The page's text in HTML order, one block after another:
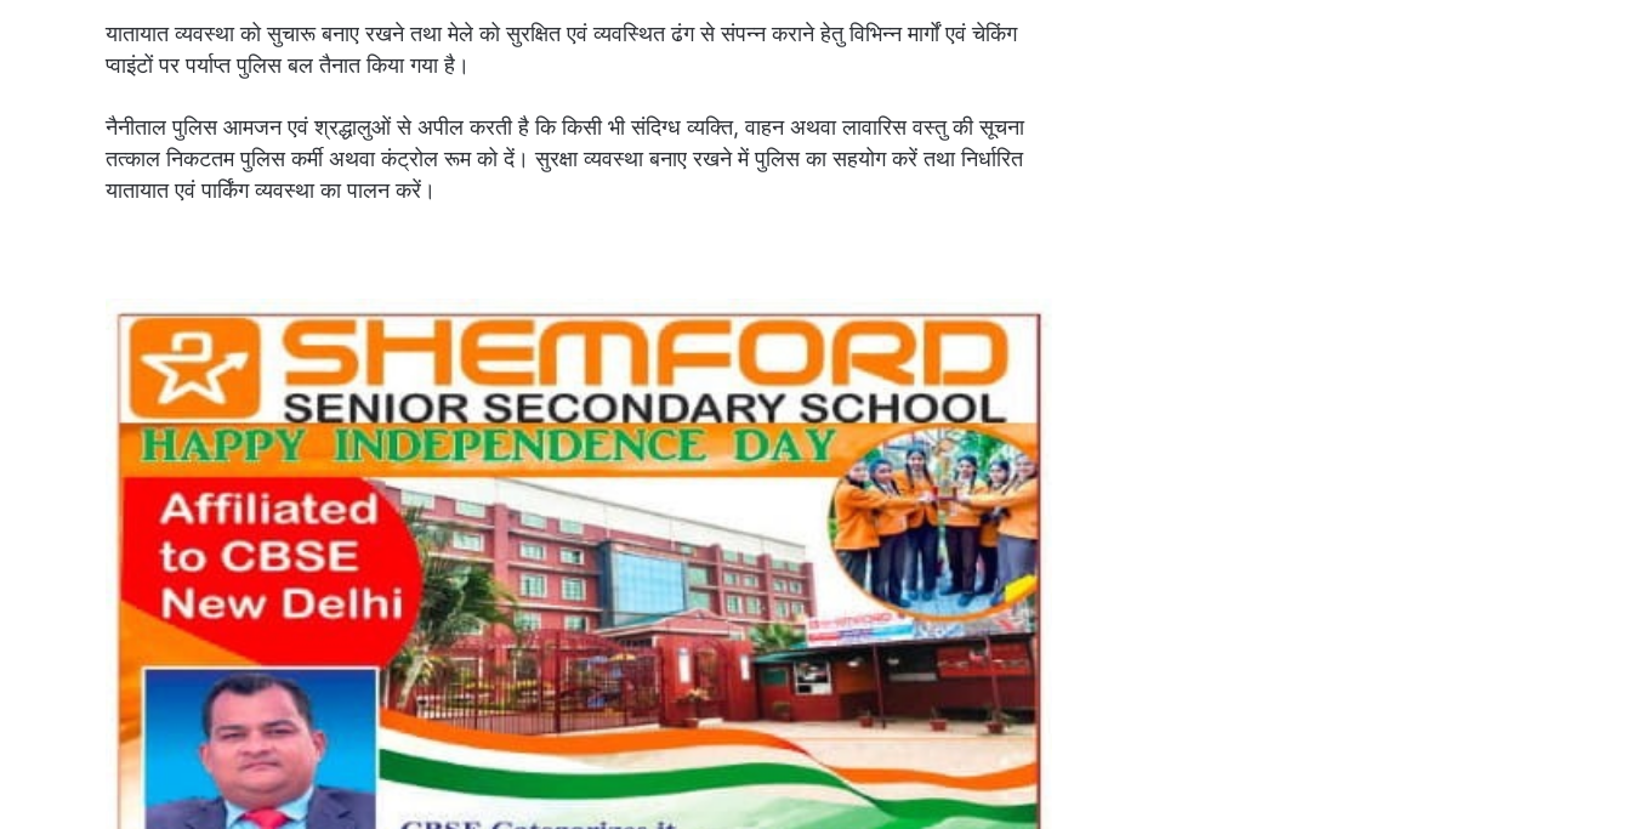
यातायात व्यवस्था को सुचारू बनाए रखने तथा मेले को सुरक्षित एवं व्यवस्थित ढंग से संपन्न कराने हेतु विभिन्न मार्गों एवं चेकिंग
प्वाइंटों पर पर्याप्त पुलिस बल तैनात किया गया है।
नैनीताल पुलिस आमजन एवं श्रद्धालुओं से अपील करती है कि किसी भी संदिग्ध व्यक्ति, वाहन अथवा लावारिस वस्तु की सूचना
तत्काल निकटतम पुलिस कर्मी अथवा कंट्रोल रूम को दें। सुरक्षा व्यवस्था बनाए रखने में पुलिस का सहयोग करें तथा निर्धारित
यातायात एवं पार्किंग व्यवस्था का पालन करें।